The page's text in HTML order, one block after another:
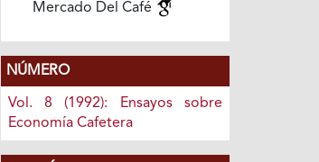
Mercado Del Café
NÚMERO
Vol. 8 (1992): Ensayos sobre
Economía Cafetera